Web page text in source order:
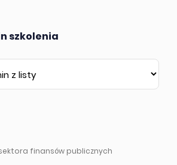
szkolenia
finansów publicznych